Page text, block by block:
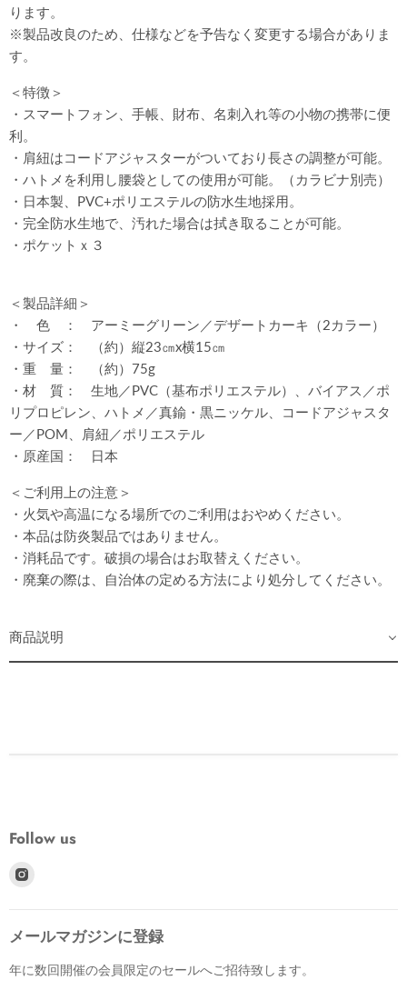
ります。
※製品改良のため、仕様などを予告なく変更する場合がありま
す。
＜特徴＞
・スマートフォン、手帳、財布、名刺入れ等の小物の携帯に便
利。
・肩紐はコードアジャスターがついており長さの調整が可能。
・ハトメを利用し腰袋としての使用が可能。（カラビナ別売）
・日本製、PVC+ポリエステルの防水生地採用。
・完全防水生地で、汚れた場合は拭き取ることが可能。
・ポケットｘ３
＜製品詳細＞
・ 色 ： アーミーグリーン／デザートカーキ（2カラー）
・サイズ： （約）縦23㎝x横15㎝
・重 量： （約）75g
・材 質： 生地／PVC（基布ポリエステル）、バイアス／ポ
リプロピレン、ハトメ／真鍮・黒ニッケル、コードアジャスタ
ー／POM、肩紐／ポリエステル
・原産国： 日本
＜ご利用上の注意＞
・火気や高温になる場所でのご利用はおやめください。
・本品は防炎製品ではありません。
・消耗品です。破損の場合はお取替えください。
・廃棄の際は、自治体の定める方法により処分してください。
商品説明
Follow us
Instagram
メールマガジンに登録
年に数回開催の会員限定のセールへご招待致します。